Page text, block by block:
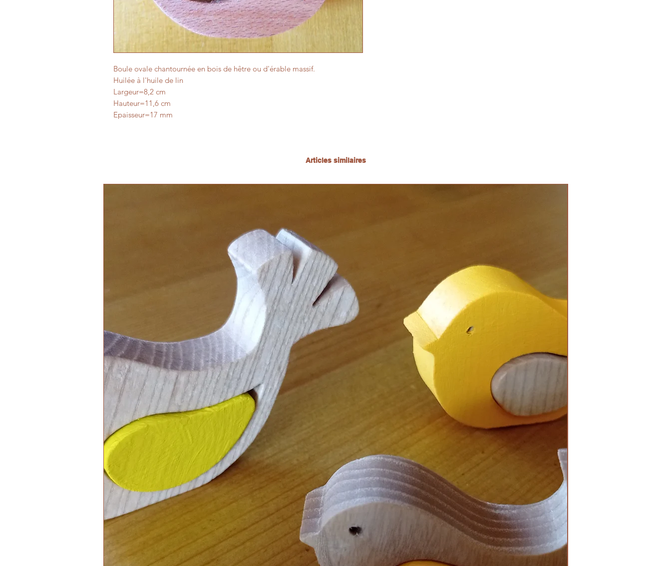
Boule ovale chantournée en bois de hêtre ou d'érable massif.
Huilée à l'huile de lin
Largeur=8,2 cm
Hauteur=11,6 cm
Epaisseur=17 mm
Articles similaires